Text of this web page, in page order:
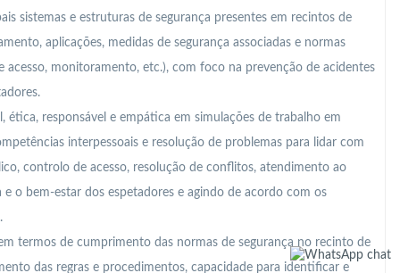
sistemas e estruturas de segurança presentes em recintos de
aplicações, medidas de segurança associadas e normas
monitoramento, etc.), com foco na prevenção de acidentes
responsável e empática em simulações de trabalho em
interpessoais e resolução de problemas para lidar com
controlo de acesso, resolução de conflitos, atendimento ao
o bem-estar dos espetadores e agindo de acordo com os
termos de cumprimento das normas de segurança no recinto de
das regras e procedimentos, capacidade para identificar e